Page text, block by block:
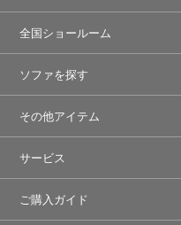
全国ショールーム
ソファを探す
その他アイテム
サービス
ご購入ガイド